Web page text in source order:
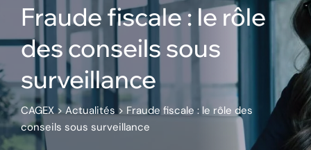
Fraude fiscale : le rôle
des conseils sous
surveillance
CAGEX>Actualités > Fraude fiscale : le rôle des
conseils sous surveillance